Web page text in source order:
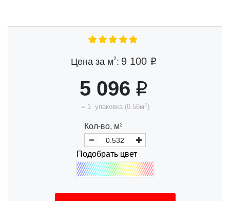
Цена за м2: 9 100
5 096
= 1 упаковка(0.56м2)
Кол-во, м2
Подобрать цвет